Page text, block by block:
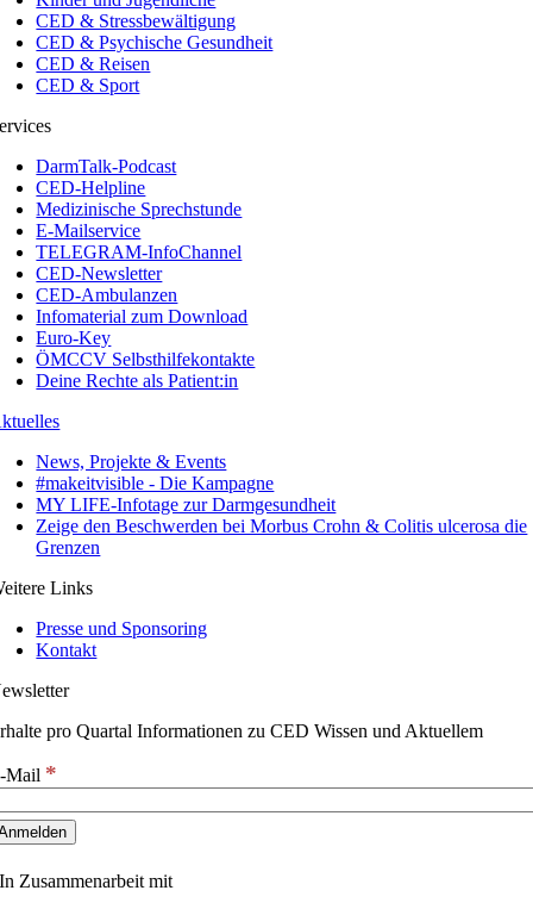
CED & Stressbewältigung
CED & Psychische Gesundheit
CED & Reisen
CED & Sport
DarmTalk-Podcast
CED-Helpline
Medizinische Sprechstunde
E-Mailservice
TELEGRAM-InfoChannel
CED-Newsletter
CED-Ambulanzen
Infomaterial zum Download
Euro-Key
ÖMCCV Selbsthilfekontakte
Deine Rechte als Patient:in
News, Projekte & Events
#makeitvisible - Die Kampagne
MY LIFE-Infotage zur Darmgesundheit
Zeige den Beschwerden bei Morbus Crohn & Colitis ulcerosa die
Grenzen
Links
Presse und Sponsoring
Kontakt
pro Quartal Informationen zu CED Wissen und Aktuellem
Mail *
In Zusammenarbeit mit